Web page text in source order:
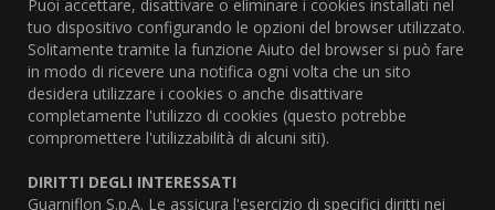
Puoi accettare, disattivare o eliminare i cookies installati nel
tuo dispositivo configurando le opzioni del browser utilizzato.
Solitamente tramite la funzione Aiuto del browser si può fare
in modo di ricevere una notifica ogni volta che un sito
desidera utilizzare i cookies o anche disattivare
completamente l'utilizzo di cookies (questo potrebbe
compromettere l'utilizzabilità di alcuni siti).
DIRITTI DEGLI INTERESSATI
Guarniflon S.p.A. Le assicura l'esercizio di specifici diritti nei